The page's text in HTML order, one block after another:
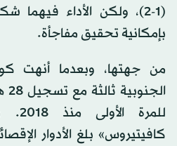
(1-2)، ولكن الأداء فيهما
بإمكانية تحقيق مفاجأة.
من جهتها، وبعدما أنهت
كافيتيروس» بلغ الأدوار